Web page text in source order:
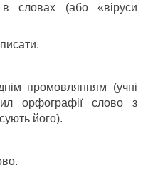
в словах (або «віруси
промовлянням (учні
орфографії слово з
його).